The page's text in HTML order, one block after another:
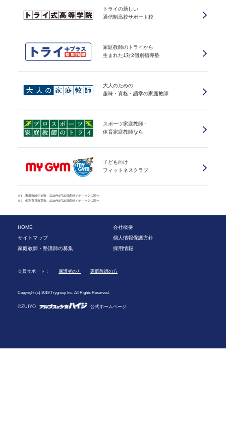
トライの新しい
通信制高校サポート校
家庭教師のトライから
生まれた1対2個別指導塾
大人のための
趣味・資格・語学の家庭教師
スポーツ家庭教師・
体育家庭教師なら
子ども向け
フィットネスクラブ
※1 家庭教師生徒数、2016年5月20日産經メディックス調べ
※2 個別直営教室数、2016年5月20日産經メディックス調べ
HOME
会社概要
サイトマップ
個人情報保護方針
家庭教師・塾講師の募集
採用情報
会員サポート： 保護者の方 家庭教師の方
Copyright (c) 2019 Trygroup Inc. All Rights Reserved.
©ZUIYO 公式ホームページ